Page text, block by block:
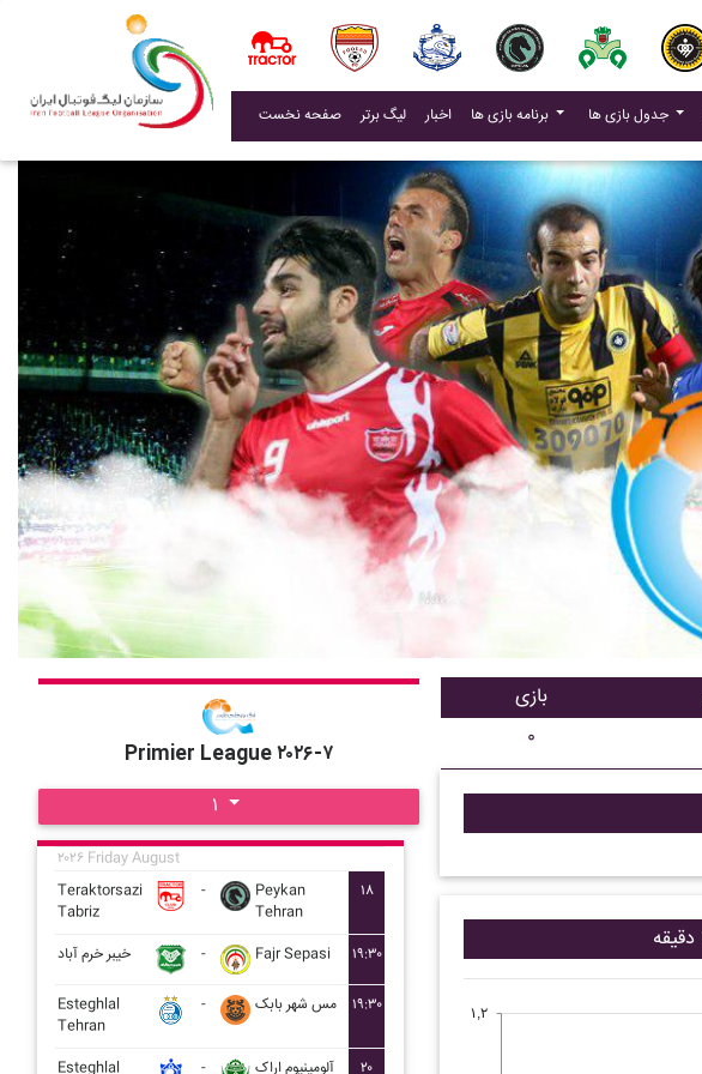
صفحه نخست لیگ برتر اخبار(current) برنامه بازی ها جدول بازی ها
Primier League ۲۰۲۶-۷
۱
۲۰۲۶ Friday August
Teraktorsazi
Tabriz
-
Peykan
Tehran
۱۸
خيبر خرم آباد - Fajr Sepasi ۱۹:۳۰
Esteghlal
Tehran
- مس شهر بابک ۱۹:۳۰
Esteghlal
- آلومينيوم اراک ۲۰
بازی
۰
۱,۲